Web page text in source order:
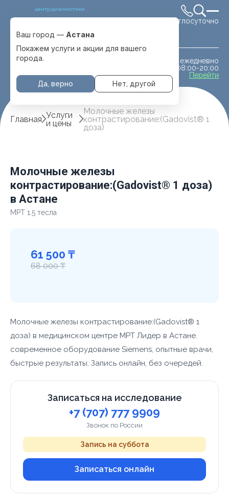
центр диагностики
Выбрать город
с. Отеген батыра
Круглосуточно
ежедневно
08:00-20:00
Перейти
Ваш город — Астана
Покажем услуги и акции для вашего
города.
Да, верно Нет, другой
Главная Услуги
и цены
Молочные железы
контрастирование:(Gadovist® 1
доза)
Молочные железы
контрастирование:(Gadovist® 1 доза)
в Астане
МРТ 1.5 тесла
61 500 ₸
68 000 ₸
Молочные железы контрастирование:(Gadovist® 1
доза) в медицинском центре МРТ Лидер в Астане.
современное оборудование Siemens, опытные врачи,
быстрые результаты. Запись онлайн, без очередей.
Записаться на исследование
+7 (707) 777 9909
Звонок по России
Запись на суббота
Записаться онлайн